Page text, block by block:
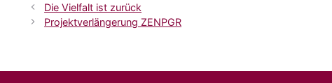
Die Vielfalt ist zurück
Projektverlängerung ZENPGR